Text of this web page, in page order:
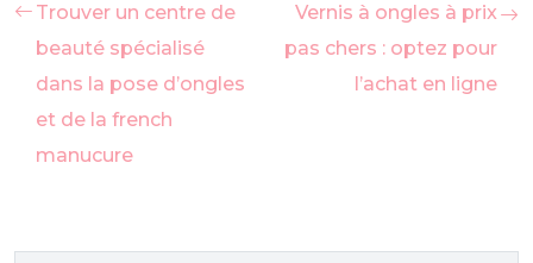
Trouver un centre de
beauté spécialisé
dans la pose d’ongles
et de la french
manucure
Vernis à ongles à prix
pas chers : optez pour
l’achat en ligne